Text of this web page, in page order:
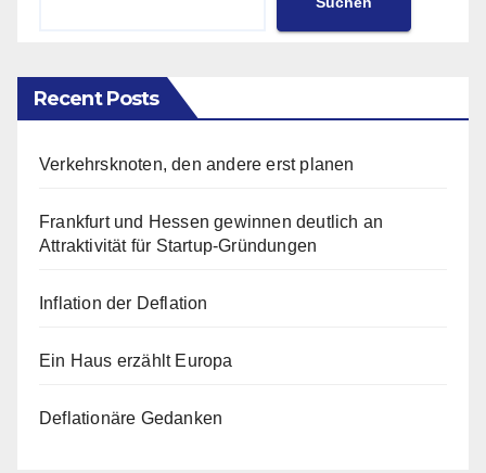
Recent Posts
Verkehrsknoten, den andere erst planen
Frankfurt und Hessen gewinnen deutlich an
Attraktivität für Startup-Gründungen
Inflation der Deflation
Ein Haus erzählt Europa
Deflationäre Gedanken